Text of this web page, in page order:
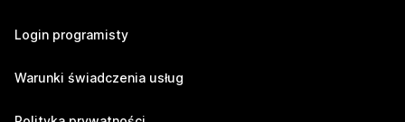
Login programisty
Warunki świadczenia usług